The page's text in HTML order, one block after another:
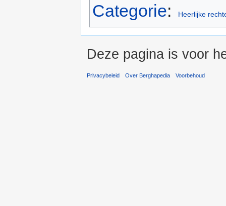
Categorie: Heerlijke
Deze pagina is voor
Privacybeleid Over Berghapedia Voorbehoud